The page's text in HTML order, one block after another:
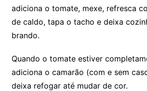
adiciona o tomate, mexe, refresca
de caldo, tapa o tacho e deixa
brando.
Quando o tomate estiver
adiciona o camarão (com e sem
deixa refogar até mudar de cor.